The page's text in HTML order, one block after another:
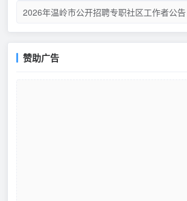
2026年温岭市公开招聘专职社区工作者公告
赞助广告